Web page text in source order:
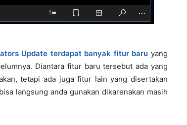
Update terdapat banyak fitur baru yang
Diantara fitur baru tersebut ada yang
tetapi ada juga fitur lain yang disertakan
langsung anda gunakan dikarenakan masih